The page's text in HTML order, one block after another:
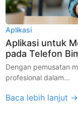
Aplikasi
Aplikasi untuk
pada Telefon
Dengan pemusatan
profesional dalam...
Baca lebih lanjut →